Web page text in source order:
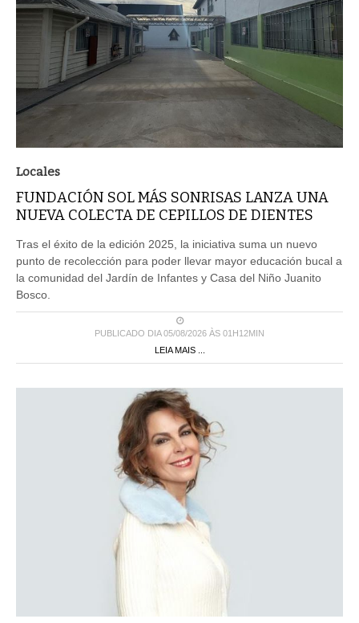
Locales
FUNDACIÓN SOL MÁS SONRISAS LANZA UNA
NUEVA COLECTA DE CEPILLOS DE DIENTES
Tras el éxito de la edición 2025, la iniciativa suma un nuevo
punto de recolección para poder llevar mayor educación bucal a
la comunidad del Jardín de Infantes y Casa del Niño Juanito
Bosco.
PUBLICADO DIA 05/08/2026 ÀS 01H12MIN
LEIA MAIS ...